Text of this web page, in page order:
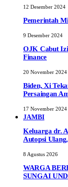
12 Desember 2024
Pemerintah
9 Desember 2024
OJK Cabut
Finance
20 November 2024
Biden, Xi
Persaingan
17 November 2024
JAMBI
Keluarga dr.
Autopsi
8 Agustus 2026
WARGA
SUNGAI